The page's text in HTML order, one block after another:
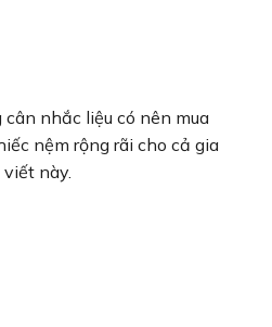
nhắc liệu có nên mua
nệm rộng rãi cho cả gia
này.